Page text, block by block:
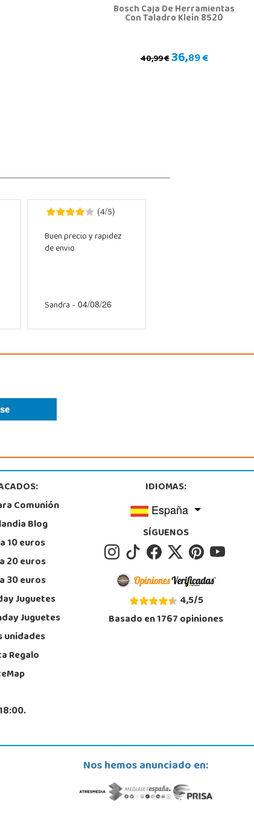
Bosch Caja De Herramientas
Con Taladro Klein 8520
40,99 €36,89 €
(4/5)
Buen precio y rapidez
de envio
Sandra - 04/08/26
Comunión
Blog
10 euros
20 euros
30 euros
Juguetes
Juguetes
unidades
Regalo
IDIOMAS:
España
SÍGUENOS
4,5/5
Basado en1767opiniones
Nos hemos anunciado en: